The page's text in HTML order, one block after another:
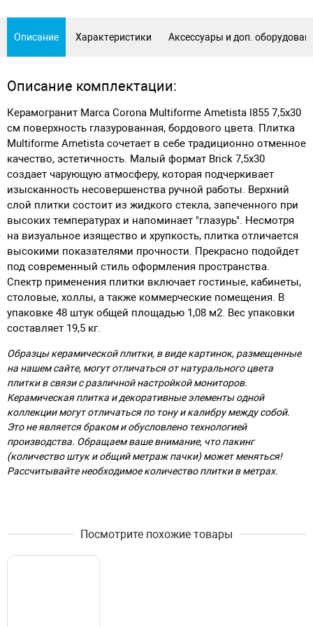
Описание Характеристики Аксессуары и доп.
Описание комплектации:
Керамогранит Marca Corona Multiforme Ametista l855 7,5x30
см поверхность глазурованная, бордового цвета. Плитка
Multiforme Ametista сочетает в себе традиционно отменное
качество, эстетичность. Малый формат Brick 7,5x30
создает чарующую атмосферу, которая подчеркивает
изысканность несовершенства ручной работы. Верхний
слой плитки состоит из жидкого стекла, запеченного при
высоких температурах и напоминает "глазурь". Несмотря
на визуальное изящество и хрупкость, плитка отличается
высокими показателями прочности. Прекрасно подойдет
под современный стиль оформления пространства.
Спектр применения плитки включает гостиные, кабинеты,
столовые, холлы, а также коммерческие помещения. В
упаковке 48 штук общей площадью 1,08 м2. Вес упаковки
составляет 19,5 кг.
Образцы керамической плитки, в виде картинок, размещенные
на нашем сайте, могут отличаться от натурального цвета
плитки в связи с различной настройкой мониторов.
Керамическая плитка и декоративные элементы одной
коллекции могут отличаться по тону и калибру между собой.
Это не является браком и обусловлено технологией
производства. Обращаем ваше внимание, что пакинг
(количество штук и общий метраж пачки) может меняться!
Рассчитывайте необходимое количество плитки в метрах.
Посмотрите похожие товары